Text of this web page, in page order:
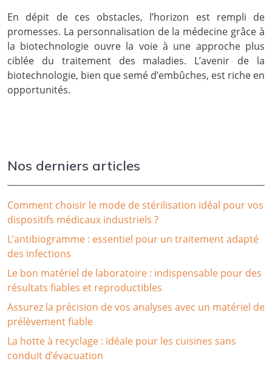
En dépit de ces obstacles, l’horizon est rempli de
promesses. La personnalisation de la médecine grâce à
la biotechnologie ouvre la voie à une approche plus
ciblée du traitement des maladies. L’avenir de la
biotechnologie, bien que semé d’embûches, est riche en
opportunités.
Nos derniers articles
Comment choisir le mode de stérilisation idéal pour vos
dispositifs médicaux industriels ?
L’antibiogramme : essentiel pour un traitement adapté
des infections
Le bon matériel de laboratoire : indispensable pour des
résultats fiables et reproductibles
Assurez la précision de vos analyses avec un matériel de
prélèvement fiable
La hotte à recyclage : idéale pour les cuisines sans
conduit d’évacuation